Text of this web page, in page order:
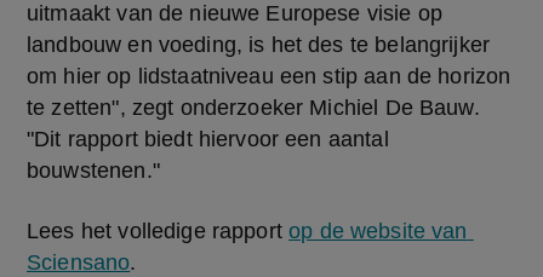
uitmaakt van de nieuwe Europese visie op
landbouw en voeding, is het des te belangrijker
om hier op lidstaatniveau een stip aan de horizon
te zetten", zegt onderzoeker Michiel De Bauw.
"Dit rapport biedt hiervoor een aantal
bouwstenen."
Lees het volledige rapport op de website van
Sciensano.